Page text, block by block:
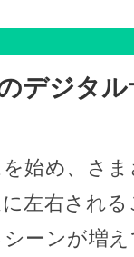
デジタ
始め、さ
左右され
ーンが増